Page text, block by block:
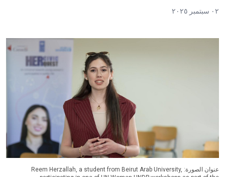
٠٢ سبتمبر ٢٠٢٥
عنوان الصورة: Reem Herzallah, a student from Beirut Arab University,